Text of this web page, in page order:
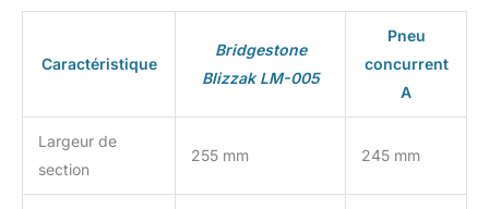
techniques: Largeur du
pneu: 255mm | Hauteur
des flancs: 50% |
Pouces : 20 | Indice de
charge: 109 (capacité de
1030 kg) | Indice de
jusqu'à: 240 km/h) |
Caractéristique
Bridgestone
Blizzak LM-005
Pneu
concurrent
A
Largeur de
section
255 mm 245 mm